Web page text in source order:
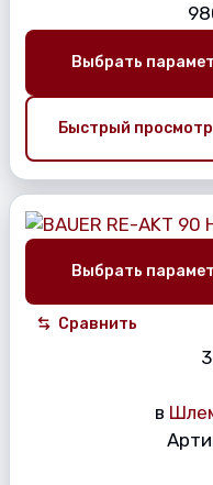
Выбрать
Быстрый просмотр
Выбрать
Сравнить
в